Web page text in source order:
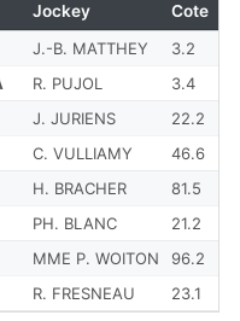
J.-B. MATTHEY 3.2
R. PUJOL 3.4
J. JURIENS 22.2
C. VULLIAMY 46.6
H. BRACHER 81.5
PH. BLANC 21.2
MME P. WOITON 96.2
R. FRESNEAU 23.1
Jockey Cote